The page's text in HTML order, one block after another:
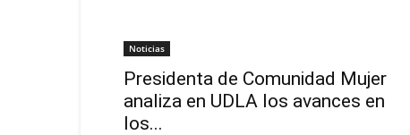
Noticias
Presidenta de Comunidad Mujer
analiza en UDLA los avances en
los...